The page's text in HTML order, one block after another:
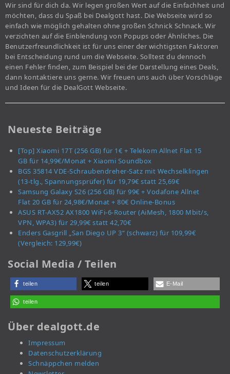
Wir sind für dich da. Wir legen großen Wert auf die Einfachheit und
möchten, dass du Spaß bei Dealgott hast. Die Webseite wird so
einfach wie möglich gehalten ohne großen Schnick Schnack. Wir
verzichten auf die Einblendung von Popups oder Ähnliches. Die
Benutzerfreundlichkeit ist für uns einer der wichtigsten Faktoren
bei Entscheidung rund um die Webseite. Solltest du dennoch
einen Fehler finden, zum Beispiel bei der Darstellung eines Deals,
dann kontaktiere uns gerne. Wir freuen uns auch über Vorschläge
und Ideen für die DealGott Webseite.
Neueste Beiträge
[Top] Xiaomi 17T (256 GB) für 1€ + Telekom Allnet Flat 15
GB für 14,99€/Monat + Xiaomi Soundbox
BGS 35814 VDE-Schraubendreher-Satz mit Wechselklingen
(13-tlg., Spannungsprüfer) für 19,79€ statt 25,69€
Samsung Galaxy S26 (256 GB) für 99€ + Vodafone Allnet
Flat 20 GB für 24,98€/Monat + 80€ Online-Bonus
ASUS RT-AX52 AX1800 WiFi-6-Router (AiMesh, 1800 Mbit/s,
VPN, WPA3) für 29,99€ statt 42,70€
Enders Gasgrill „San Diego UP 3“ (schwarz) für 109,99€
(Vergleich: 129,99€)
Social Media / Teilen
teilen teilen E-Mail
teilen
Über dealgott.de
Impressum
Datenschutzerklärung
Schnäppchen melden